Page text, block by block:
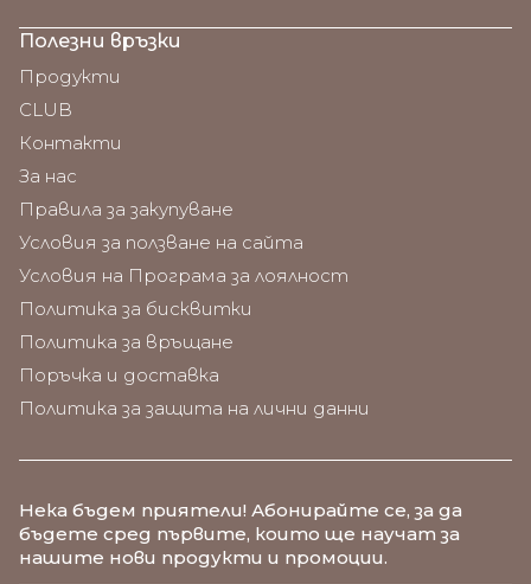
Полезни връзки
Продукти
CLUB
Контакти
За нас
Правила за закупуване
Условия за ползване на сайта
Условия на Програма за лоялност
Политика за бисквитки
Политика за връщане
Поръчка и доставка
Политика за защита на лични данни
Нека бъдем приятели! Абонирайте се, за да
бъдете сред първите, които ще научат за
нашите нови продукти и промоции.